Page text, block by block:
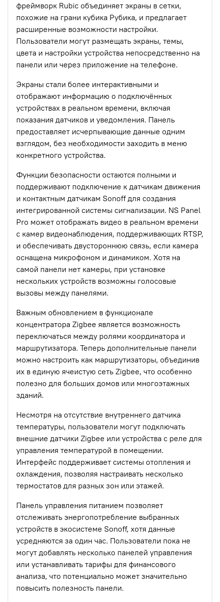
фреймворк Rubic объединяет экраны в сетки,
похожие на грани кубика Рубика, и предлагает
расширенные возможности настройки.
Пользователи могут размещать экраны, темы,
цвета и настройки устройства непосредственно на
панели или через приложение на телефоне.
Экраны стали более интерактивными и
отображают информацию о подключённых
устройствах в реальном времени, включая
показания датчиков и уведомления. Панель
предоставляет исчерпывающие данные одним
взглядом, без необходимости заходить в меню
конкретного устройства.
Функции безопасности остаются полными и
поддерживают подключение к датчикам движения
и контактным датчикам Sonoff для создания
интегрированной системы сигнализации. NS Panel
Pro может отображать видео в реальном времени
с камер видеонаблюдения, поддерживающих RTSP,
и обеспечивать двустороннюю связь, если камера
оснащена микрофоном и динамиком. Хотя на
самой панели нет камеры, при установке
нескольких устройств возможны голосовые
вызовы между панелями.
Важным обновлением в функционале
концентратора Zigbee является возможность
переключаться между ролями координатора и
маршрутизатора. Теперь дополнительные панели
можно настроить как маршрутизаторы, объединив
их в единую ячеистую сеть Zigbee, что особенно
полезно для больших домов или многоэтажных
зданий.
Несмотря на отсутствие внутреннего датчика
температуры, пользователи могут подключать
внешние датчики Zigbee или устройства с реле для
управления температурой в помещении.
Интерфейс поддерживает системы отопления и
охлаждения, позволяя настраивать несколько
термостатов для разных зон или этажей.
Панель управления питанием позволяет
отслеживать энергопотребление выбранных
устройств в экосистеме Sonoff, хотя данные
усредняются за один час. Пользователи пока не
могут добавлять несколько панелей управления
или устанавливать тарифы для финансового
анализа, что потенциально может значительно
повысить полезность панели.